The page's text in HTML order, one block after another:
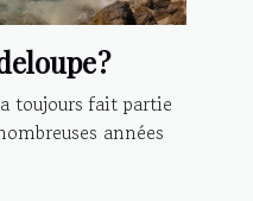
?
toujours fait partie
années